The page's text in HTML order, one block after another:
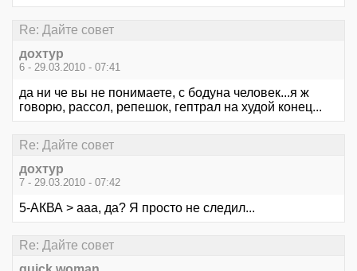
Re: Дайте совет
дохтур
6 - 29.03.2010 - 07:41
да ни че вы не понимаете, с бодуна человек...я ж
говорю, рассол, репешок, гептрал на худой конец...
Re: Дайте совет
дохтур
7 - 29.03.2010 - 07:42
5-АКВА > ааа, да? Я просто не следил...
Re: Дайте совет